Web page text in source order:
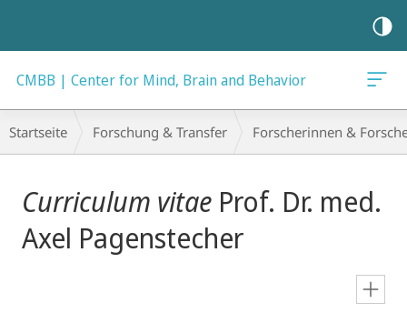
CMBB | Center for Mind, Brain and Behavior
Breadcrumb-
Navigation
Startseite Forschung & Transfer Forscherinnen &
Curriculum vitae Prof. Dr. med.
Axel Pagenstecher